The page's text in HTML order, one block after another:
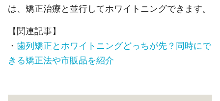
は、矯正治療と並行してホワイトニングできます。
【関連記事】
・ 歯列矯正とホワイトニングどっちが先？同時にで
きる矯正法や市販品を紹介